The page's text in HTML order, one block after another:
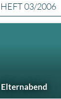
HEFT 03/2006